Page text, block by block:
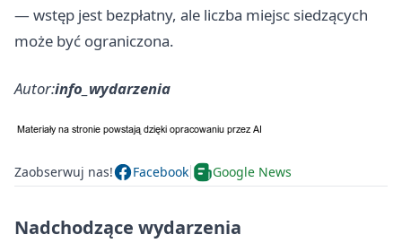
— wstęp jest bezpłatny, ale liczba miejsc siedzących
może być ograniczona.
Autor:info_wydarzenia
Zaobserwuj nas! Facebook Google News
Nadchodzące wydarzenia